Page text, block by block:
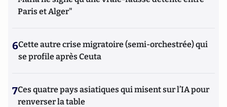
Paris et Alger"
6Cette autre crise migratoire (semi-orchestrée) qui
se profile après Ceuta
7Ces quatre pays asiatiques qui misent sur l’IA pour
renverser la table